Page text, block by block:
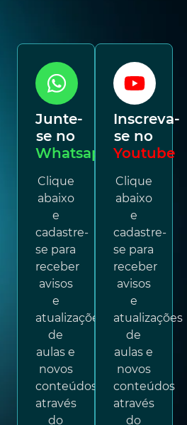
Junte-
se no
Whatsapp
Clique
abaixo
e
cadastre-
se para
receber
avisos
e
atualizações
de
aulas e
novos
conteúdos
através
do
Inscreva-
se no
Youtube
Clique
abaixo
e
cadastre-
se para
receber
avisos
e
atualizações
de
aulas e
novos
conteúdos
através
do